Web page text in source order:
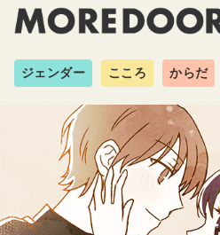
ジェンダー こころ からだ